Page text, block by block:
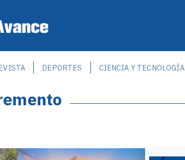
DEPORTES CIENCIA Y TECNOLOGÍA